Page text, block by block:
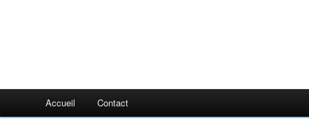
Accueil Contact